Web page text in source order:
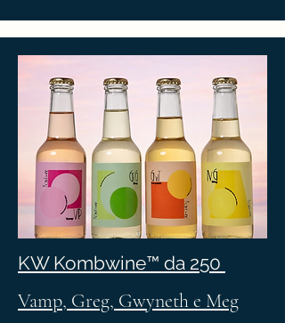
KW Kombwine™ da 250
Vamp, Greg, Gwyneth e Meg